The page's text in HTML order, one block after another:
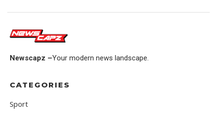
Newscapz –Your modern news landscape.
CATEGORIES
Sport